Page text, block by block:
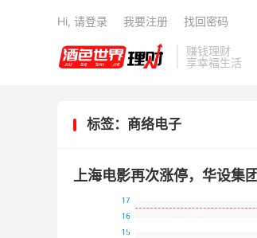
赚钱理财
享幸福生活
Hi, 请登录 我要注册 找回密码
标签：商络电子
上海电影再次涨停，华设集